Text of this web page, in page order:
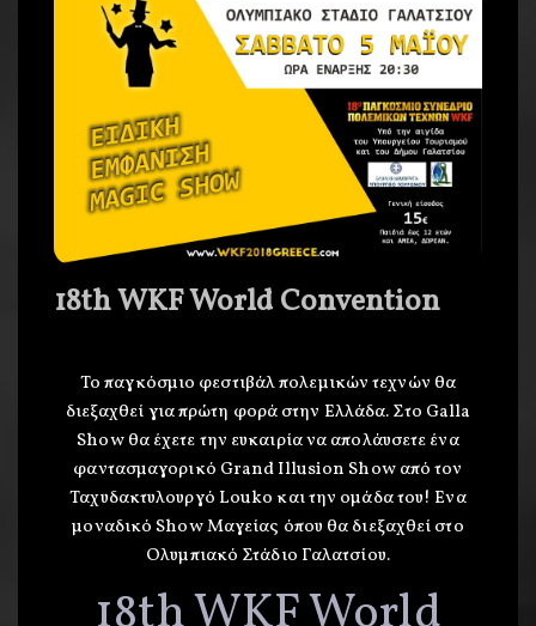
18th WKF World Convention
Το παγκόσμιο φεστιβάλ πολεμικών τεχνών θα
διεξαχθεί για πρώτη φορά στην Ελλάδα. Στο Galla
Show θα έχετε την ευκαιρία να απολάυσετε ένα
φαντασμαγορικό Grand Illusion Show από τον
Ταχυδακτυλουργό Louko και την ομάδα του! Ενα
μοναδικό Show Μαγείας όπου θα διεξαχθεί στο
Ολυμπιακό Στάδιο Γαλατσίου.